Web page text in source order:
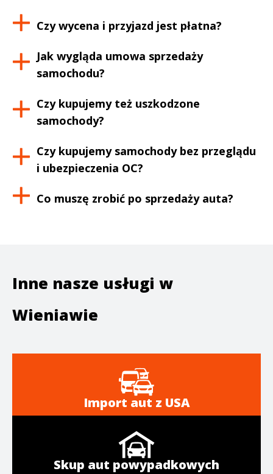
Czy wycena i przyjazd jest płatna?
Jak wygląda umowa sprzedaży
samochodu?
Czy kupujemy też uszkodzone
samochody?
Czy kupujemy samochody bez przeglądu
i ubezpieczenia OC?
Co muszę zrobić po sprzedaży auta?
Inne nasze usługi w
Wieniawie
Import aut z USA
Skup aut powypadkowych